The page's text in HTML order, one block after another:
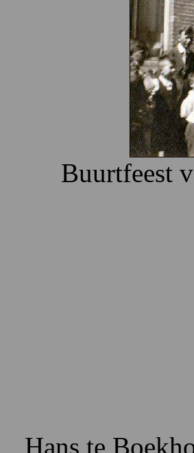
Buurtfeest
Hans te